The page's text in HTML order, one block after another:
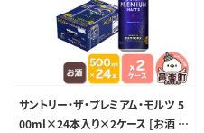
サントリー・ザ・プレミアム・モルツ 5
00ml×24本入り×2ケース [お酒 ビ